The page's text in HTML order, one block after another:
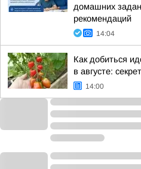
домашних
рекомендаций
14:04
Как добиться
в августе:
14:00